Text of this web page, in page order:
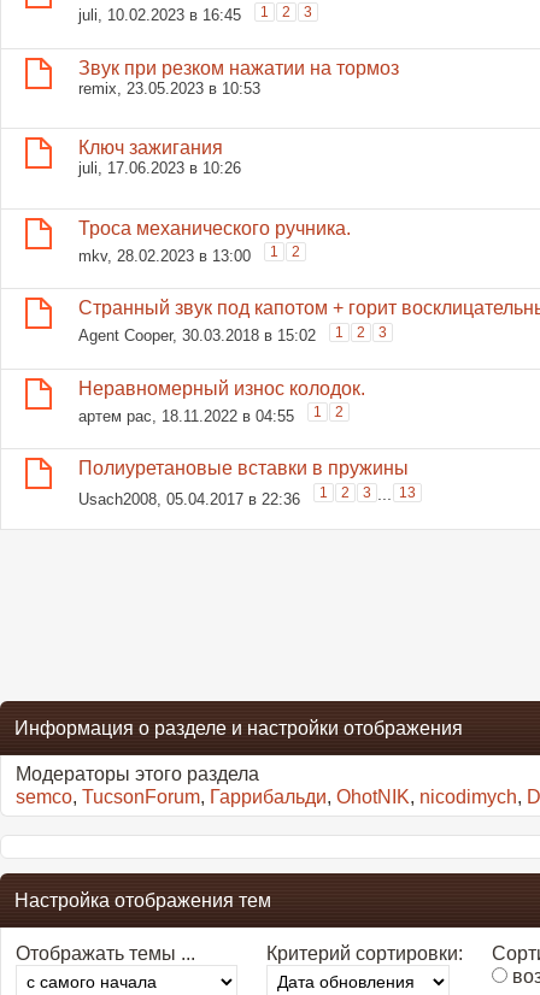
juli , 10.02.2023 в 16:45 1 2 3
Звук при резком нажатии на тормоз
remix , 23.05.2023 в 10:53
Ключ зажигания
juli, 17.06.2023 в 10:26
Троса механического ручника.
mkv, 28.02.2023 в 13:00 1 2
Странный звук под капотом + горит
Agent Cooper, 30.03.2018 в 15:02 1 2 3
Неравномерный износ колодок.
артем рас , 18.11.2022 в 04:55 1 2
Полиуретановые вставки в пружины
Usach2008 , 05.04.2017 в 22:36 1 2 3 13
Информация о разделе и настройки отображения
Модераторы этого раздела
semco, TucsonForum, Гаррибальди, OhotNIK, nicodimych,
Настройка отображения тем
Отображать темы ... Критерий сортировки: